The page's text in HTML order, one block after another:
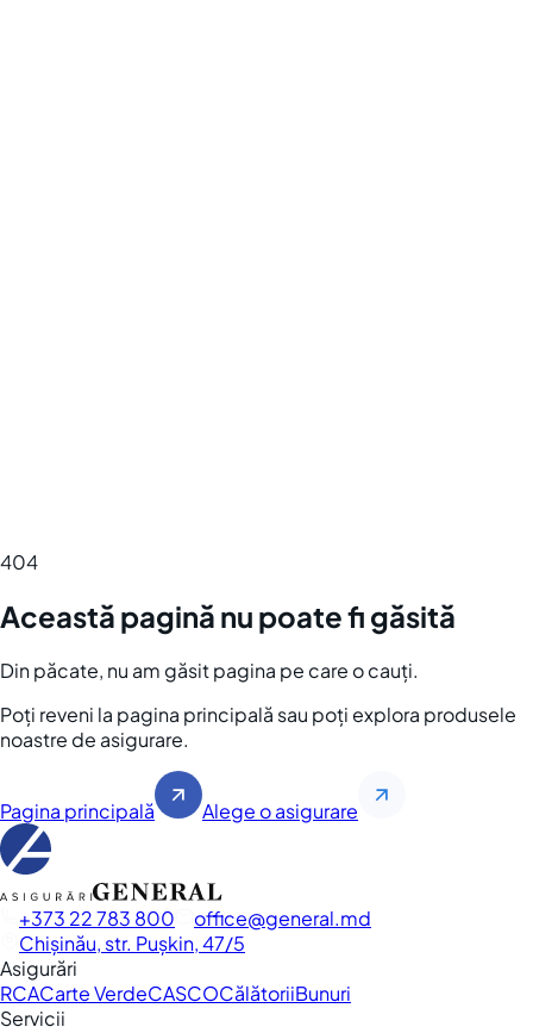
404
Această pagină nu poate fi găsită
Din păcate, nu am găsit pagina pe care o cauți.
Poți reveni la pagina principală sau poți explora produsele
noastre de asigurare.
Pagina principală Alege o asigurare
+373 22 783 800 office
general.md
Chișinău, str. Pușkin, 47/5
Asigurări
RCACarte VerdeCASCOCălătoriiBunuri
Servicii